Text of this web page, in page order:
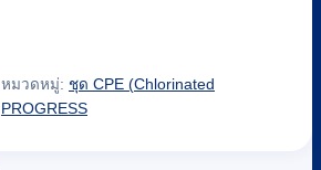
หมวดหมู่: ชุด CPE (Chlorinated
PROGRESS